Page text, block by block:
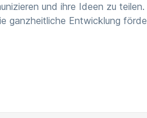
und ihre Ideen zu
ganzheitliche Entwicklung